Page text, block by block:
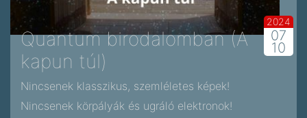
2024
07
10
Quantum birodalomban (A
kapun túl)
Nincsenek klasszikus, szemléletes képek!
Nincsenek körpályák és ugráló elektronok!